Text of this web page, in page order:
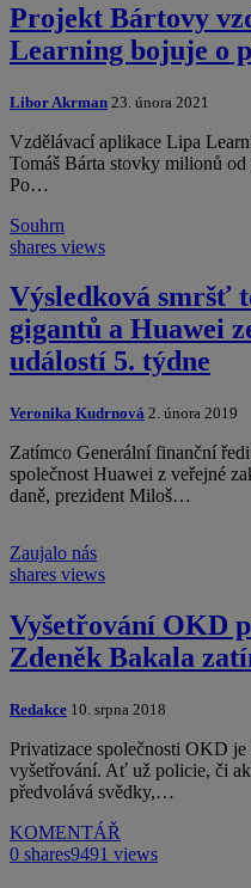
Projekt Bártovy
Learning bojuje o
Libor Akrman 23. února 2021
Vzdělávací aplikace Lipa
Tomáš Bárta stovky milionů
Po…
Souhrn
shares views
Výsledková smršť
gigantů a Huawei
událostí 5. týdne
Veronika Kudrnová 2. února 2019
Zatímco Generální finanční
společnost Huawei z veřejné
daně, prezident Miloš…
Zaujalo nás
shares views
Vyšetřování OKD
Zdeněk Bakala
Redakce 10. srpna 2018
Privatizace společnosti OKD je
vyšetřování. Ať už policie, či
předvolává svědky,…
KOMENTÁŘ
0 shares9491 views